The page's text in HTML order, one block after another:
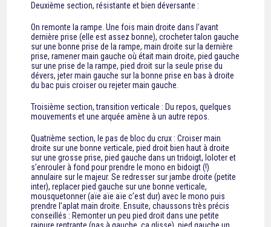
Deuxième section, résistante et bien déversante :
On remonte la rampe. Une fois main droite dans l’avant
dernière prise (elle est assez bonne), crocheter talon gauche
sur une bonne prise de la rampe, main droite sur la dernière
prise, ramener main gauche où était main droite, pied gauche
sur une prise de la rampe, pied droit sur la seule prise du
dévers, jeter main gauche sur la bonne prise en bas à droite
du bac puis croiser ou rejeter main gauche.
Troisième section, transition verticale : Du repos, quelques
mouvements et une arquée amène à un autre repos.
Quatrième section, le pas de bloc du crux : Croiser main
droite sur une bonne verticale, pied droit bien haut à droite
sur une grosse prise, pied gauche dans un tridoigt, loloter et
s’enrouler à fond pour prendre le mono en bidoigt (!)
annulaire sur le majeur. Se redresser sur jambe droite (petite
inter), replacer pied gauche sur une bonne verticale,
mousquetonner (aïe aïe aïe c’est dur) avec le mono puis
prendre l’aplat main droite. Ensuite, chaussons très précis
conseillés : Remonter un peu pied droit dans une petite